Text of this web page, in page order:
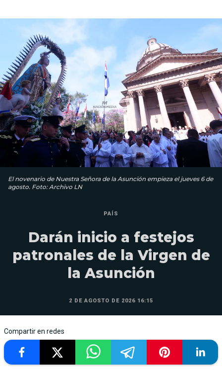
El novenario de Nuestra Señora de la Asunción empieza el jueves 6 de
agosto. Foto: Archivo LN
PAÍS
Darán inicio a festejos
patronales de la Virgen de
la Asunción
2 DE AGOSTO DE 2026 16:15
Compartir en redes